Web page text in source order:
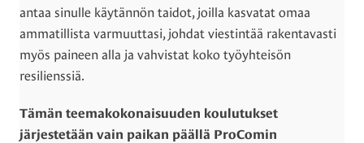
antaa sinulle käytännön taidot, joilla kasvatat omaa
ammatillista varmuuttasi, johdat viestintää rakentavasti
myös paineen alla ja vahvistat koko työyhteisön
resilienssiä.
Tämän teemakokonaisuuden koulutukset
järjestetään vain paikan päällä ProComin